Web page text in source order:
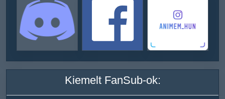
Kiemelt FanSub-ok: